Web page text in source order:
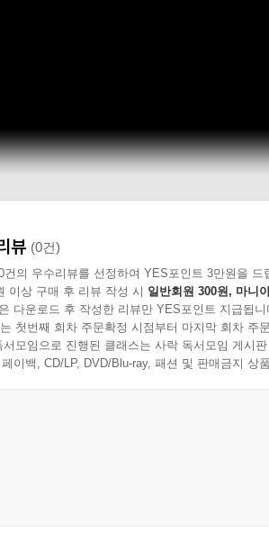
뷰 (0건)
건의 우수리뷰를 선정하여 YES포인트 3만원을 드
이상 구매 후 리뷰 작성 시 일반회원 300원, 마니
다운로드 후 작성한 리뷰만 YES포인트 지급됩니
첫번째 회차 주문확정 시점부터 마지막 회차 주
서모임으로 진행된 클래스는 사락 독서모임 게시
이백, CD/LP, DVD/Blu-ray, 패션 및 판매금지 상